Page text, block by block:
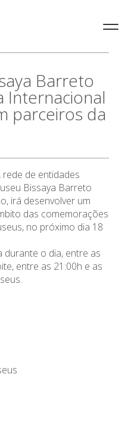
Barreto
Internacional
parceiros da
de entidades
Bissaya Barreto
irá desenvolver um
das comemorações
no próximo dia 18
durante o dia, entre as
entre as 21:00h e as